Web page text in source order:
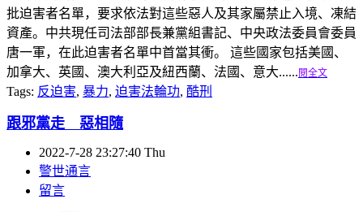
批迫害者名單，要求依法對這些惡人及其家屬禁止入境、凍結
資產。中共現任司法部部長兼黨組書記、中央政法委員會委員
唐一軍，在此迫害者名單中首當其衝。 這些國家包括美國、
加拿大、英國、澳大利亞及紐西蘭、法國、意大...... 閱全文
Tags: 反迫害, 暴力, 迫害法輪功, 酷刑
跟邪黨走 惡相隨
2022-7-28 23:27:40 Thu
警世通言
留言